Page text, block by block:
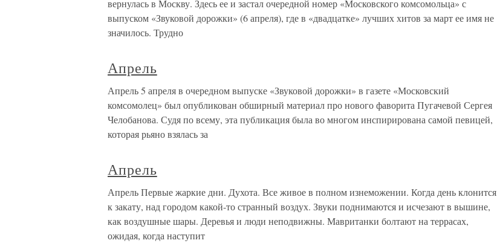
вернулась в Москву. Здесь ее и застал очередной номер «Московского комсомольца» с
выпуском «Звуковой дорожки» (6 апреля), где в «двадцатке» лучших хитов за март ее имя не
значилось. Трудно
Апрель
Апрель 5 апреля в очередном выпуске «Звуковой дорожки» в газете «Московский
комсомолец» был опубликован обширный материал про нового фаворита Пугачевой Сергея
Челобанова. Судя по всему, эта публикация была во многом инспирирована самой певицей,
которая рьяно взялась за
Апрель
Апрель Первые жаркие дни. Духота. Все живое в полном изнеможении. Когда день клонится
к закату, над городом какой-то странный воздух. Звуки поднимаются и исчезают в вышине,
как воздушные шары. Деревья и люди неподвижны. Мавританки болтают на террасах,
ожидая, когда наступит